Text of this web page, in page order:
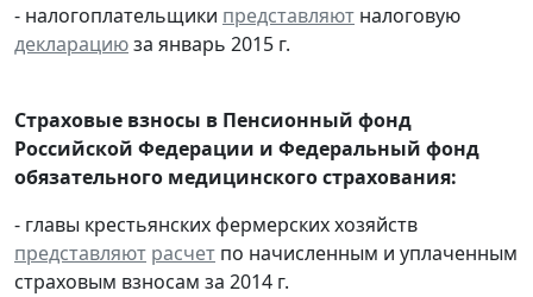
- налогоплательщики представляют налоговую
декларациюза январь 2015 г.
Страховые взносы в Пенсионный фонд
Российской Федерации и Федеральный фонд
обязательного медицинского страхования:
- главы крестьянских фермерских хозяйств
представляют расчет по начисленным и уплаченным
страховым взносам за 2014 г.